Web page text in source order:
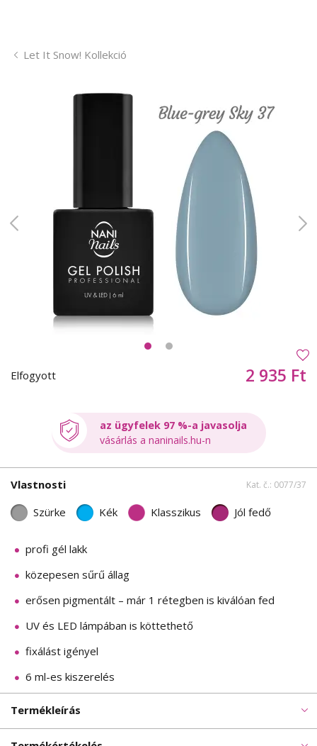
Let It Snow! Kollekció
Elfogyott 2 935 Ft
az ügyfelek 97 %-a javasolja
vásárlás a naninails.hu-n
Vlastnosti Kat. č.: 0077/37
Szürke Kék Klasszikus Jól fedő
profi gél lakk
közepesen sűrű állag
erősen pigmentált – már 1 rétegben is kiválóan fed
UV és LED lámpában is köttethető
fixálást igényel
6 ml-es kiszerelés
Termékleírás